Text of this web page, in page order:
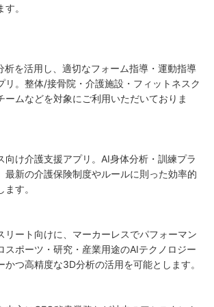
。
析を活用し、適切なフォーム指導・運動指導
リ。整体/接骨院・介護施設・フィットネスク
ームなどを対象にご利用いただいておりま
向け介護支援アプリ。AI身体分析・訓練プラ
最新の介護保険制度やルールに則った効率的
す。
リート向けに、マーカーレスでパフォーマン
スポーツ・研究・産業用途のAIテクノロジー
かつ高精度な3D分析の活用を可能とします。